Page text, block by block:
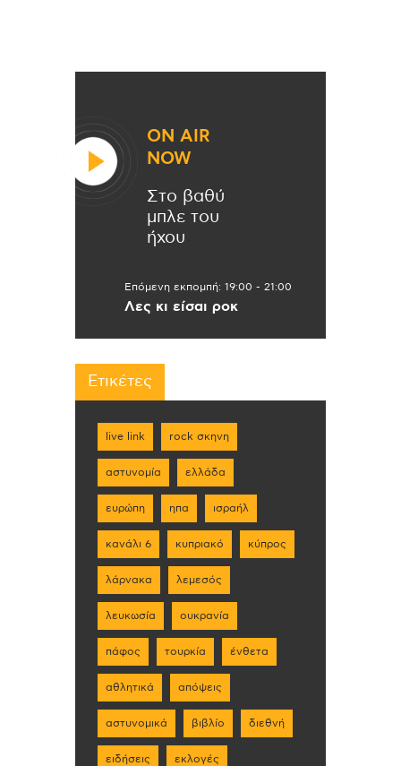
ON AIR
NOW
Στο βαθύ
μπλε του
ήχου
Επόμενη εκπομπή: 19:00 - 21:00
Λες κι είσαι ροκ
Ετικέτες
live link rock σκηνη
αστυνομία ελλάδα
ευρώπη ηπα ισραήλ
κανάλι 6 κυπριακό κύπρος
λάρνακα λεμεσός
λευκωσία ουκρανία
πάφος τουρκία ένθετα
αθλητικά απόψεις
αστυνομικά βιβλίο διεθνή
ειδήσεις εκλογές